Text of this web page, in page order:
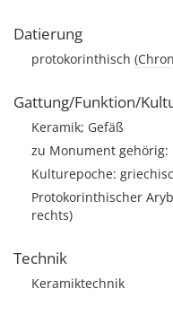
Datierung
protokorinthisch
Gattung/Funktion/
Keramik; Gefäß
zu Monument gehörig:
Kulturepoche:
Protokorinthischer
rechts)
Technik
Keramiktechnik